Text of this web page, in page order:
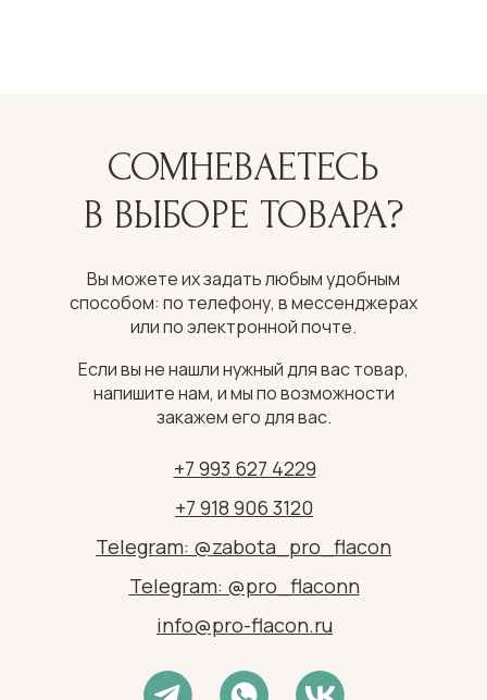
СОМНЕВАЕТЕСЬ
В ВЫБОРЕ ТОВАРА?
+7 993 627 4229
+7 918 906 3120
Telegram: @zabota_pro_flacon
Telegram: @pro_flaconn
info@pro-flacon.ru
Вы можете их задать любым удобным
способом: по телефону, в мессенджерах
или по электронной почте.
Если вы не нашли нужный для вас товар,
напишите нам, и мы по возможности
закажем его для вас.